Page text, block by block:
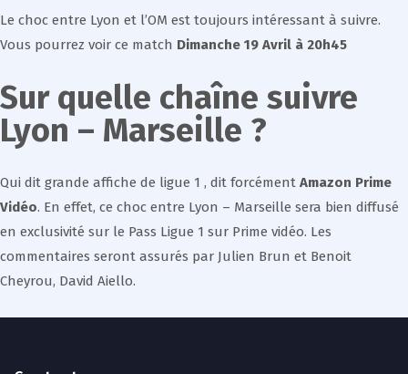
Le choc entre Lyon et l’OM est toujours intéressant à suivre.
Vous pourrez voir ce match Dimanche 19 Avril à 20h45
Sur quelle chaîne suivre
Lyon – Marseille ?
Qui dit grande affiche de ligue 1 , dit forcément Amazon Prime
Vidéo. En effet, ce choc entre Lyon – Marseille sera bien diffusé
en exclusivité sur le Pass Ligue 1 sur Prime vidéo. Les
commentaires seront assurés par Julien Brun et Benoit
Cheyrou, David Aiello.